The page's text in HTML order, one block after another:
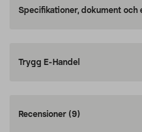
Specifikationer, dokument och
Trygg E-Handel
Recensioner (9)